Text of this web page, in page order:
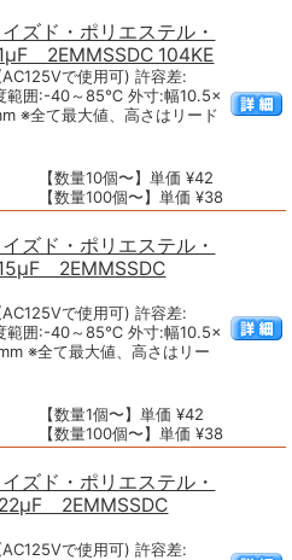
ズド・ポリエステル・
2EMMSSDC 104KE
で使用可) 許容差:
範囲:-40～85℃ 外寸:幅10.5×
※全て最大値、高さはリード
【数量10個〜】単価 ¥42
【数量100個〜】単価 ¥38
ズド・ポリエステル・
2EMMSSDC
で使用可) 許容差:
範囲:-40～85℃ 外寸:幅10.5×
※全て最大値、高さはリー
【数量1個〜】単価 ¥42
【数量100個〜】単価 ¥38
ズド・ポリエステル・
2EMMSSDC
で使用可) 許容差: